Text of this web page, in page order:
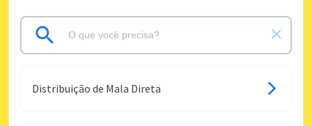
Distribuição de Mala Direta